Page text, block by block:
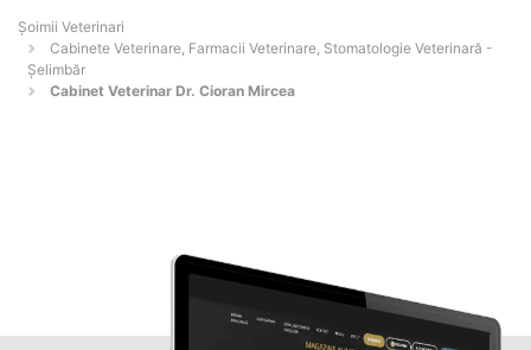
Șoimii Veterinari
Cabinete Veterinare, Farmacii Veterinare, Stomatologie Veterinară -
Şelimbăr
Cabinet Veterinar Dr. Cioran Mircea